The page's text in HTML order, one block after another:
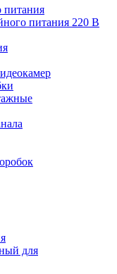
питания
питания 220 В
для